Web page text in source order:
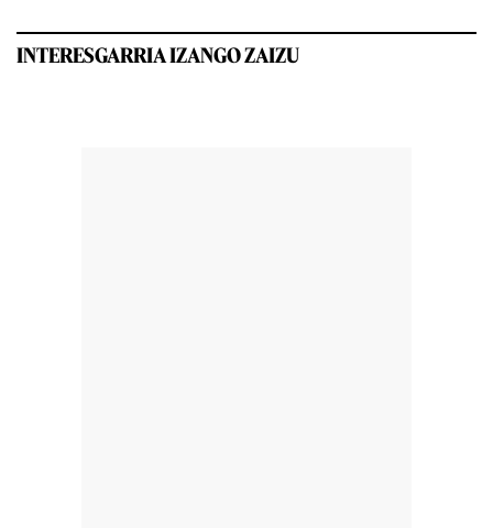
INTERESGARRIA IZANGO ZAIZU